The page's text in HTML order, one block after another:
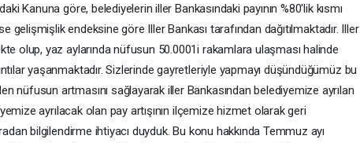
Kanuna göre, belediyelerin iller Bankasındaki payının %80'lik kısmı
gelişmişlik endeksine göre Iller Bankası tarafından dağıtılmaktadır. Iller
olup, yaz aylarında nüfusun 50.0001i rakamlara ulaşması halinde
yaşanmaktadır. Sizlerinde gayretleriyle yapmayı düşündüğümüz bu
nüfusun artmasını sağlayarak iller Bankasından belediyemize ayrılan
ayrılacak olan pay artışının ilçemize hizmet olarak geri
bilgilendirme ihtiyacı duyduk. Bu konu hakkında Temmuz ayı